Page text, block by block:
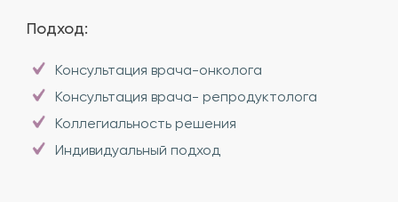
Подход:
Консультация врача-онколога
Консультация врача- репродуктолога
Коллегиальность решения
Индивидуальный подход